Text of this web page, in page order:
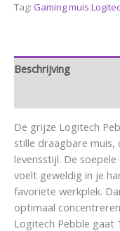
Tag: Gaming muis
Beschrijving
De grijze Logitech
stille draagbare
levensstijl. De
voelt geweldig in je
favoriete werkplek.
optimaal
Logitech Pebble gaat